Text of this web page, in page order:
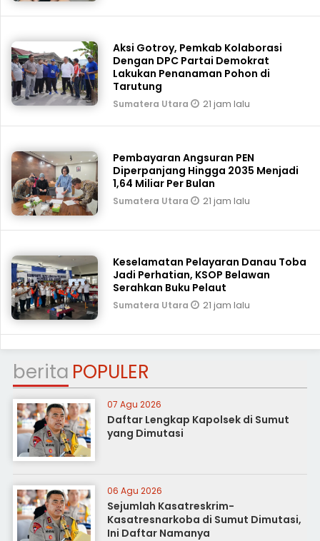
Aksi Gotroy, Pemkab ‎Kolaborasi
Dengan DPC Partai Demokrat
Lakukan Penanaman Pohon di
Tarutung
Sumatera Utara 21 jam lalu
Pembayaran Angsuran PEN
Diperpanjang Hingga 2035 Menjadi
1,64 Miliar Per Bulan
Sumatera Utara 21 jam lalu
Keselamatan Pelayaran Danau Toba
Jadi Perhatian, KSOP Belawan
Serahkan Buku Pelaut
Sumatera Utara 21 jam lalu
berita POPULER
07 Agu 2026
Daftar Lengkap Kapolsek di Sumut
yang Dimutasi
06 Agu 2026
Sejumlah Kasatreskrim-
Kasatresnarkoba di Sumut Dimutasi,
Ini Daftar Namanya